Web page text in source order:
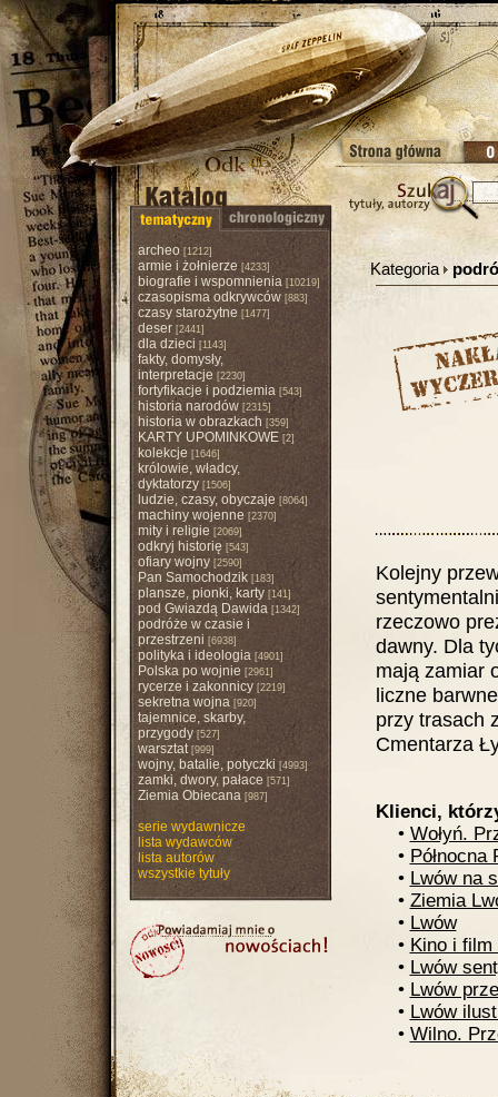
archeo [1212]
armie i żołnierze [4233]
biografie i wspomnienia[10219]
czasopisma odkrywców[883]
czasy starożytne [1477]
deser[2441]
dla dzieci [1143]
fakty, domysły,
interpretacje [2230]
fortyfikacje i podziemia[543]
historia narodów[2315]
historia w obrazkach [359]
KARTY UPOMINKOWE[2]
kolekcje [1646]
królowie, władcy,
dyktatorzy[1506]
ludzie, czasy, obyczaje [8064]
machiny wojenne [2370]
mity i religie [2069]
odkryj historię[543]
ofiary wojny[2590]
Pan Samochodzik[183]
plansze, pionki, karty[141]
pod Gwiazdą Dawida[1342]
podróże w czasie i
przestrzeni [6938]
polityka i ideologia[4901]
Polska po wojnie [2961]
rycerze i zakonnicy[2219]
sekretna wojna[920]
tajemnice, skarby,
przygody[527]
warsztat[999]
wojny, batalie, potyczki [4993]
zamki, dwory, pałace [571]
Ziemia Obiecana[987]
serie wydawnicze
lista wydawców
lista autorów
wszystkie tytuły
Kategoria
Kolejny
rzeczowo
dawny. Dla
mają zamiar
liczne
przy trasach
Cmentarza
Klienci,
• Wołyń.
•
• Lwów na
• Ziemia
• Lwów
• Kino i film
• Lwów
• Lwów
• Lwów
• Wilno.